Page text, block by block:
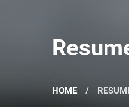
HOME